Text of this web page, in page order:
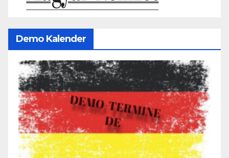
Demo Kalender